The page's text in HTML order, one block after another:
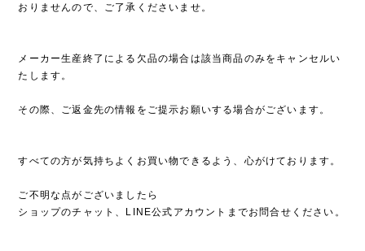
おりませんので、ご了承くださいませ。
メーカー生産終了による欠品の場合は該当商品のみをキャンセルい
たします。
その際、ご返金先の情報をご提示お願いする場合がございます。
すべての方が気持ちよくお買い物できるよう、心がけております。
ご不明な点がございましたら
ショップのチャット、LINE公式アカウントまでお問合せください。